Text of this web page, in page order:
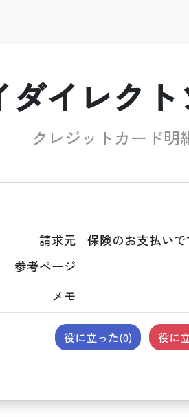
ダイレク
クレジットカード明
請求元
保険のお支払いで
参考ページ
メモ
役に立った(0) 役に